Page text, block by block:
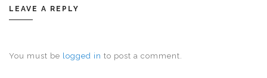
LEAVE A REPLY
You must be logged in to post a comment.